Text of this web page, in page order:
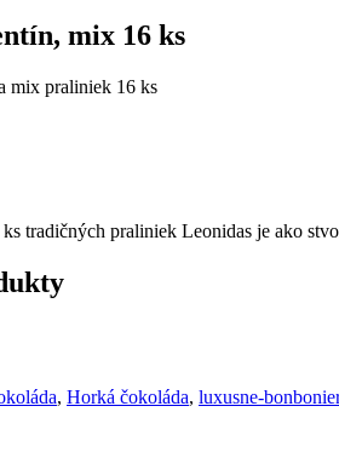
mix 16 ks
mix praliniek 16 ks
tradičných praliniek Leonidas je ako
, Horká čokoláda, luxusne-